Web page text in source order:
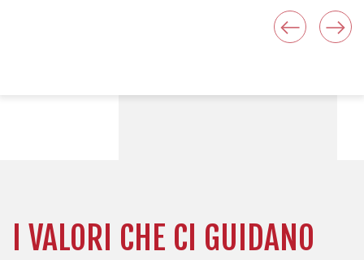
I VALORI CHE CI GUIDANO